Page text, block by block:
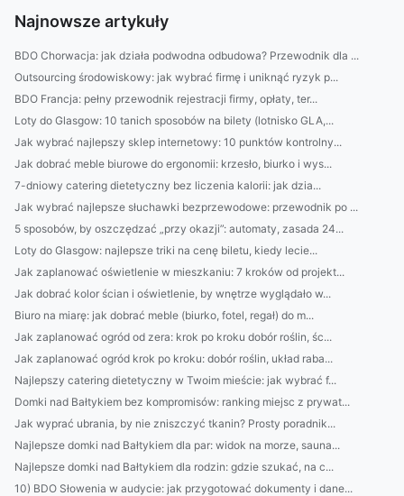
Najnowsze artykuły
BDO Chorwacja: jak działa podwodna odbudowa? Przewodnik dla ...
Outsourcing środowiskowy: jak wybrać firmę i uniknąć ryzyk p...
BDO Francja: pełny przewodnik rejestracji firmy, opłaty, ter...
Loty do Glasgow: 10 tanich sposobów na bilety (lotnisko GLA,...
Jak wybrać najlepszy sklep internetowy: 10 punktów kontrolny...
Jak dobrać meble biurowe do ergonomii: krzesło, biurko i wys...
7-dniowy catering dietetyczny bez liczenia kalorii: jak dzia...
Jak wybrać najlepsze słuchawki bezprzewodowe: przewodnik po ...
5 sposobów, by oszczędzać „przy okazji”: automaty, zasada 24...
Loty do Glasgow: najlepsze triki na cenę biletu, kiedy lecie...
Jak zaplanować oświetlenie w mieszkaniu: 7 kroków od projekt...
Jak dobrać kolor ścian i oświetlenie, by wnętrze wyglądało w...
Biuro na miarę: jak dobrać meble (biurko, fotel, regał) do m...
Jak zaplanować ogród od zera: krok po kroku dobór roślin, śc...
Jak zaplanować ogród krok po kroku: dobór roślin, układ raba...
Najlepszy catering dietetyczny w Twoim mieście: jak wybrać f...
Domki nad Bałtykiem bez kompromisów: ranking miejsc z prywat...
Jak wyprać ubrania, by nie zniszczyć tkanin? Prosty poradnik...
Najlepsze domki nad Bałtykiem dla par: widok na morze, sauna...
Najlepsze domki nad Bałtykiem dla rodzin: gdzie szukać, na c...
10) BDO Słowenia w audycie: jak przygotować dokumenty i dane...